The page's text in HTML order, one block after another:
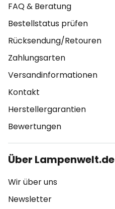
FAQ & Beratung
Bestellstatus prüfen
Rücksendung/Retouren
Zahlungsarten
Versandinformationen
Kontakt
Herstellergarantien
Bewertungen
Über Lampenwelt.de
Wir über uns
Newsletter